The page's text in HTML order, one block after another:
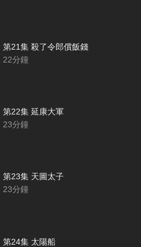
第21集 殺了令郎償飯錢
22分鐘
第22集 延康大軍
23分鐘
第23集 天圖太子
23分鐘
第24集 太陽船